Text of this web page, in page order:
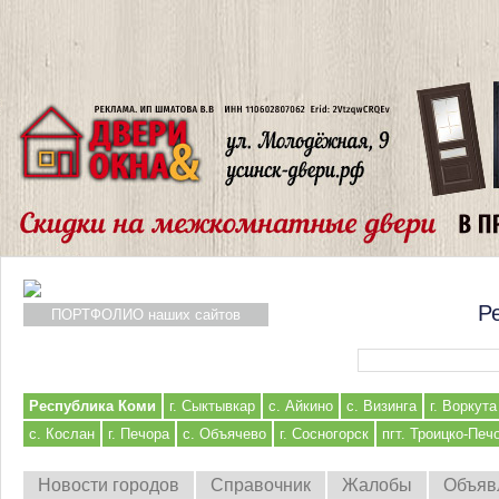
ПОРТФОЛИО наших сайтов
Республика Коми г. Сыктывкар с. Айкино с. Визинга
г. Воркута
с. Кослан
г. Печора с. Объячево г. Сосногорск пгт. Троицко-
Новости городов Справочник Жалобы